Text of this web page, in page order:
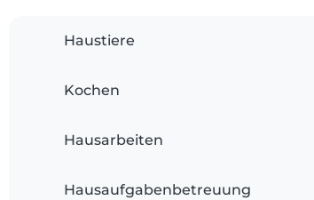
Haustiere
Kochen
Hausarbeiten
Hausaufgabenbetreuung